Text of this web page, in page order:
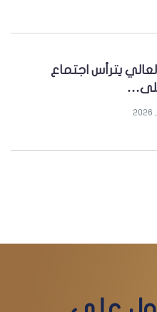
يترأس اجتماع